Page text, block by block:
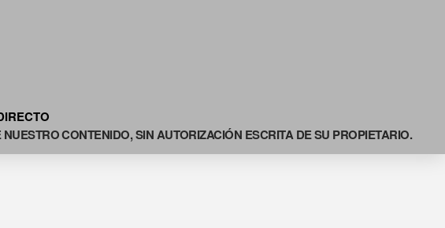
CONTENIDO, SIN AUTORIZACIÓN ESCRITA DE SU PROPIETARIO.